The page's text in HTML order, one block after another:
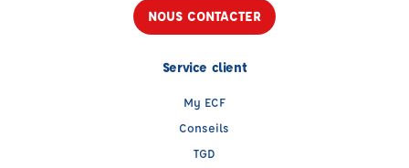
NOUS CONTACTER
Service client
My ECF
Conseils
TGD